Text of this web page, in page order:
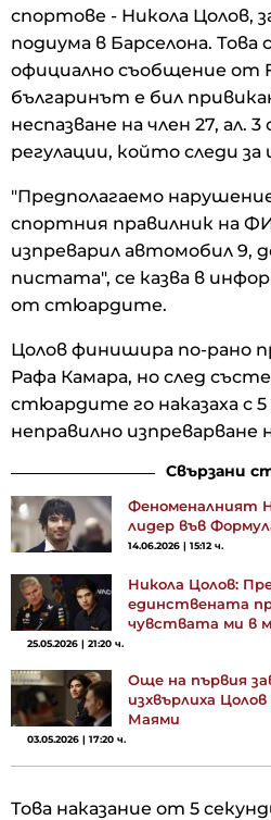
спортове - Никола Цолов,
подиума в Барселона.
официално съобщение от
българинът е бил
неспазване на член 27,
регулации, който следи
"Предполагаемо
спортния правилник на
изпреварил автомобил 9,
пистата", се казва в
от стюардите.
Цолов финишира по-рано
Рафа Камара, но след
стюардите го наказаха с 5
неправилно изпреварване
Свързани
Феноменалният
лидер във
14.06.2026 | 15:12 ч.
Никола Цолов:
единствената
чувствата ми в
25.05.2026 | 21:20 ч.
Още на първия
изхвърлиха
Маями
03.05.2026 | 17:20 ч.
Това наказание от 5